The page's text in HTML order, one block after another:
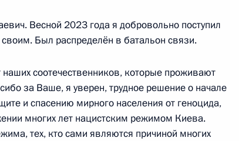
«Профессионалы»
Весной 2023 года я добровольно поступил
Был распределён в батальон связи.
соотечественников, которые проживают
за Ваше, я уверен, трудное решение о начале
и спасению мирного населения от геноцида,
многих лет нацистским режимом Киева.
тех, кто сами являются причиной многих